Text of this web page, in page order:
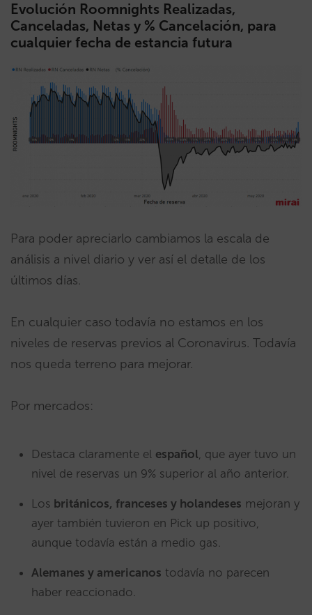
Evolución Roomnights Realizadas,
Canceladas, Netas y % Cancelación, para
cualquier fecha de estancia futura
Para poder apreciarlo cambiamos la escala de
análisis a nivel diario y ver así el detalle de los
últimos días.
En cualquier caso todavía no estamos en los
niveles de reservas previos al Coronavirus. Todavía
nos queda terreno para mejorar.
Por mercados:
Destaca claramente el español, que ayer tuvo un
nivel de reservas un 9% superior al año anterior.
Los británicos, franceses y holandeses mejoran y
ayer también tuvieron en Pick up positivo,
aunque todavía están a medio gas.
Alemanes y americanos todavía no parecen
haber reaccionado.